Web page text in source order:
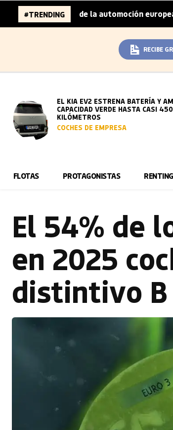
#TRENDING
de la automoción europea si rebaja sus
RECIBE
EL KIA EV2 ESTRENA BATERÍA Y
CAPACIDAD VERDE HASTA CASI 450
KILÓMETROS
COCHES DE EMPRESA
FLOTAS PROTAGONISTAS RENTING
El 54% de
en 2025
distintivo B